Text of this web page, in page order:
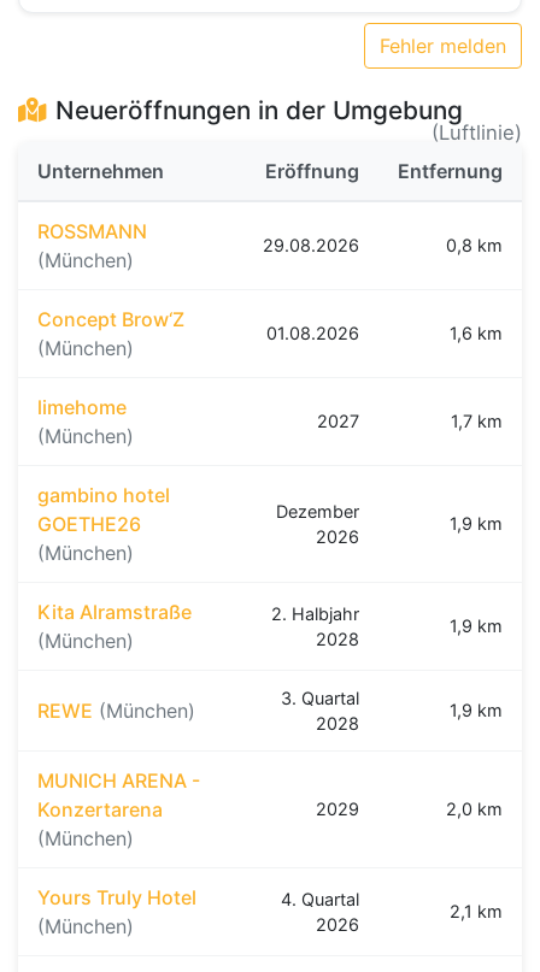
Fehler melden
Neueröffnungen in der Umgebung
(Luftlinie)
Unternehmen
Eröffnung Entfernung
ROSSMANN
(München)
29.08.2026 0,8 km
Concept Brow‘Z
(München)
01.08.2026 1,6 km
limehome
(München)
2027 1,7 km
gambino hotel
GOETHE26
(München)
Dezember
2026
1,9 km
Kita Alramstraße
(München)
2. Halbjahr
2028
1,9 km
REWE (München)
3. Quartal
2028
1,9 km
MUNICH ARENA -
Konzertarena
(München)
2029 2,0 km
Yours Truly Hotel
(München)
4. Quartal
2026
2,1 km